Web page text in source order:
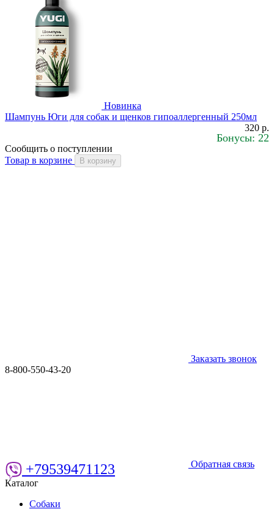
Новинка
Шампунь Юги для собак и щенков гипоаллергенный 250мл
320 р.
Бонусы: 22
Сообщить о поступлении
Товар в корзине
В корзину
Заказать звонок
8-800-550-43-20
Обратная связь
+79539471123
Каталог
Собаки